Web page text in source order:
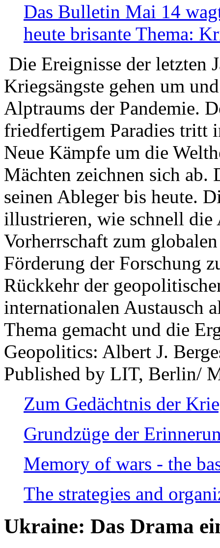
Das Bulletin Mai 14
heute brisante Thema:
Die Ereignisse der letzten
Kriegsängste gehen um
Alptraums der Pandemie.
friedfertigem Paradies tritt
Neue Kämpfe um die
Mächten zeichnen sich
seinen Ableger bis heute.
illustrieren, wie schnell die
Vorherrschaft zum
Förderung der Forschung
Rückkehr der
internationalen Austausch
Thema gemacht und die
Geopolitics: Albert J.
Published by LIT, Berlin/
Zum Gedächtnis der
Grundzüge der
Memory of wars - the
The strategies and
Ukraine: Das Drama